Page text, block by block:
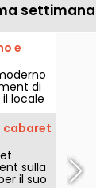
settimana
e
di
il locale
in
per
dagli
cabaret
sulla
il suo